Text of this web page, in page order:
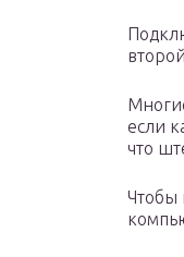
если
что
Чтобы